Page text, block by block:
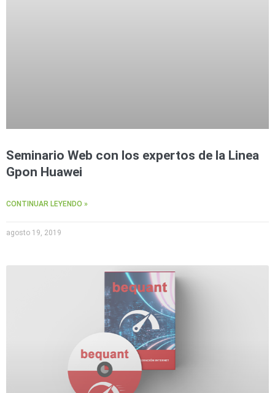
Seminario Web con los expertos de la Linea
Gpon Huawei
CONTINUAR LEYENDO »
agosto 19, 2019